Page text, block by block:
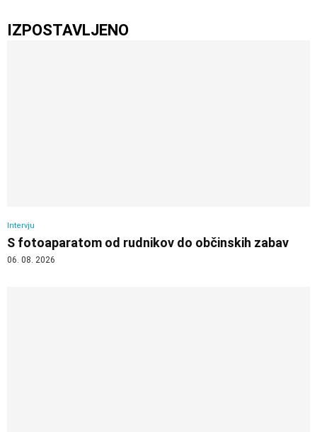
IZPOSTAVLJENO
Intervju
S fotoaparatom od rudnikov do občinskih zabav
06. 08. 2026